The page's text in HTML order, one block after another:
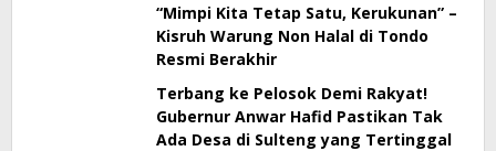
“Mimpi Kita Tetap Satu, Kerukunan” –
Kisruh Warung Non Halal di Tondo
Resmi Berakhir
Terbang ke Pelosok Demi Rakyat!
Gubernur Anwar Hafid Pastikan Tak
Ada Desa di Sulteng yang Tertinggal